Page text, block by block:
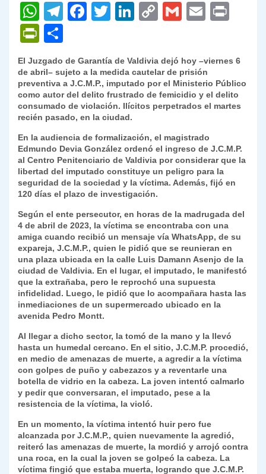
W
h
at
s
A
p
p
T
gr
a
m
F
e
b
o
o
k
T
er
Li
e
dI
n
C
y
Li
n
G
l
E
l
P
nt
Fr
ie
n
dl
y
o
m
p
ar
tir
El Juzgado de Garantía de Valdivia dejó hoy –viernes 6
de abril– sujeto a la medida cautelar de prisión
preventiva a J.C.M.P., imputado por el Ministerio Público
como autor del delito frustrado de femicidio y el delito
consumado de violación. Ilícitos perpetrados el martes
recién pasado, en la ciudad.
En la audiencia de formalización, el magistrado
Edmundo Devia González ordenó el ingreso de J.C.M.P.
al Centro Penitenciario de Valdivia por considerar que la
libertad del imputado constituye un peligro para la
seguridad de la sociedad y la víctima. Además, fijó en
120 días el plazo de investigación.
Según el ente persecutor, en horas de la madrugada del
4 de abril de 2023, la víctima se encontraba con una
amiga cuando recibió un mensaje vía WhatsApp, de su
expareja, J.C.M.P., quien le pidió que se reunieran en
una plaza ubicada en la calle Luis Damann Asenjo de la
ciudad de Valdivia. En el lugar, el imputado, le manifestó
que la extrañaba, pero le reprochó una supuesta
infidelidad. Luego, le pidió que lo acompañara hasta las
inmediaciones de un supermercado ubicado en la
avenida Pedro Montt.
Al llegar a dicho sector, la tomó de la mano y la llevó
hasta un humedal cercano. En el sitio, J.C.M.P. procedió,
en medio de amenazas de muerte, a agredir a la víctima
con golpes de puño y cabezazos y a reventarle una
botella de vidrio en la cabeza. La joven intentó calmarlo
y pedir que conversaran, el imputado, pese a la
resistencia de la víctima, la violó.
En un momento, la víctima intentó huir pero fue
alcanzada por J.C.M.P., quien nuevamente la agredió,
reiteró las amenazas de muerte, la mordió y arrojó contra
una roca, en la cual la joven se golpeó la cabeza. La
víctima fingió que estaba muerta, logrando que J.C.M.P.